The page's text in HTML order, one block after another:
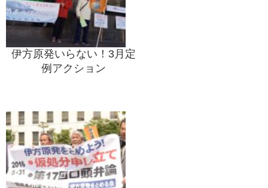
伊方原発いらない！3月定
例アクション